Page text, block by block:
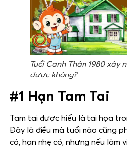
Tuổi Canh Thân 1980 xây
được không?
#1 Hạn Tam Tai
Tam tai được hiểu là tai họa
Đây là điều mà tuổi nào cũng
có, hạn nhẹ có, nhưng nếu làm